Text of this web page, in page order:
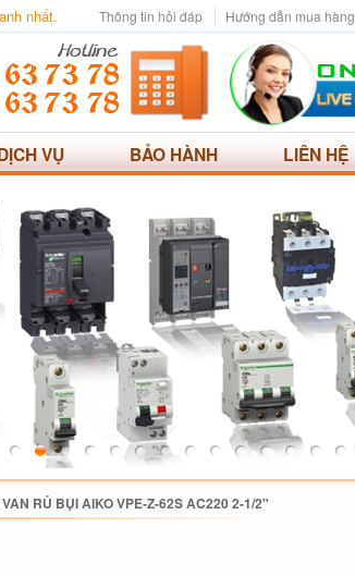
nhất. Hướng dẫn mua hàng
Thông tin hỏi đáp
VỤ BẢO HÀNH LIÊN HỆ
VAN RỦ BỤI AIKO VPE-Z-62S AC220 2-1/2"